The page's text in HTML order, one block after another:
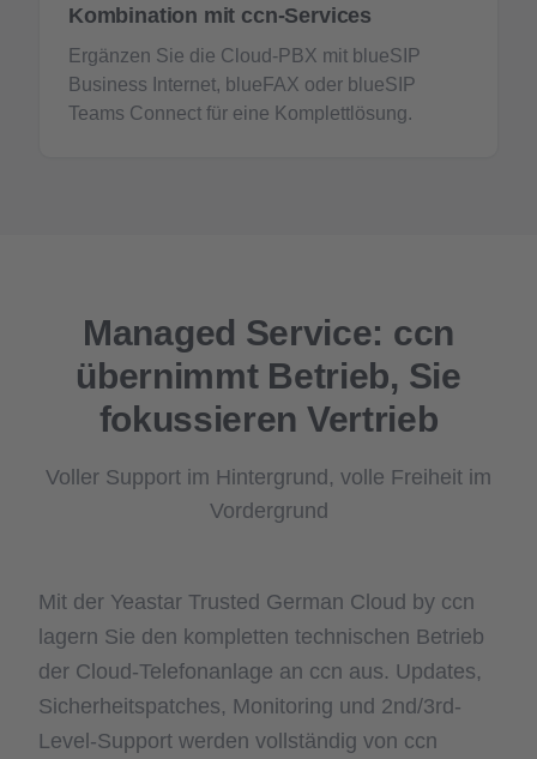
Kombination mit ccn-Services
Ergänzen Sie die Cloud-PBX mit blueSIP
Business Internet, blueFAX oder blueSIP
Teams Connect für eine Komplettlösung.
Managed Service: ccn
übernimmt Betrieb, Sie
fokussieren Vertrieb
Voller Support im Hintergrund, volle Freiheit im
Vordergrund
Mit der Yeastar Trusted German Cloud by ccn
lagern Sie den kompletten technischen Betrieb
der Cloud-Telefonanlage an ccn aus. Updates,
Sicherheitspatches, Monitoring und 2nd/3rd-
Level-Support werden vollständig von ccn